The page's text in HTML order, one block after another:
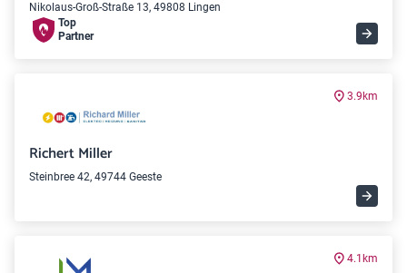
Nikolaus-Groß-Straße 13, 49808 Lingen
Top
Partner
3.9km
Richert Miller
Steinbree 42, 49744 Geeste
4.1km